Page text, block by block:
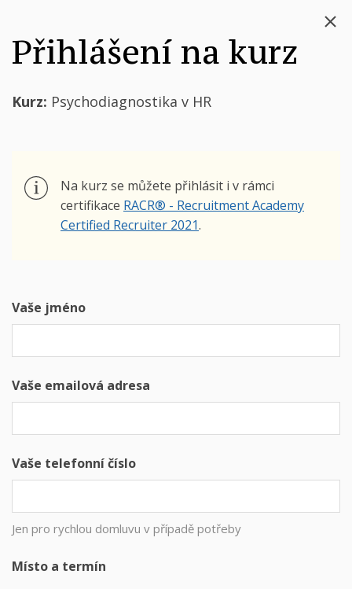
Přihlášení na kurz
Kurz: Psychodiagnostika v HR
Na kurz se můžete přihlásit i v rámci
certifikace RACR® - Recruitment Academy
Certified Recruiter 2021.
Vaše jméno
Vaše emailová adresa
Vaše telefonní číslo
Jen pro rychlou domluvu v případě potřeby
Místo a termín